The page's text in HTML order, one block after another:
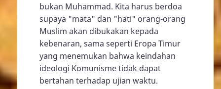
bukan Muhammad. Kita harus berdoa
supaya "mata" dan "hati" orang-orang
Muslim akan dibukakan kepada
kebenaran, sama seperti Eropa Timur
yang menemukan bahwa keindahan
ideologi Komunisme tidak dapat
bertahan terhadap ujian waktu.